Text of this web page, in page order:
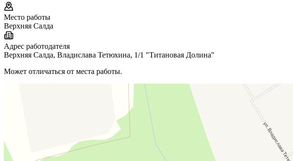
Место работы
Верхняя Салда
Адрес работодателя
Верхняя Салда, Владислава Тетюхина, 1/1 "Титановая Долина"
Может отличаться от места работы.